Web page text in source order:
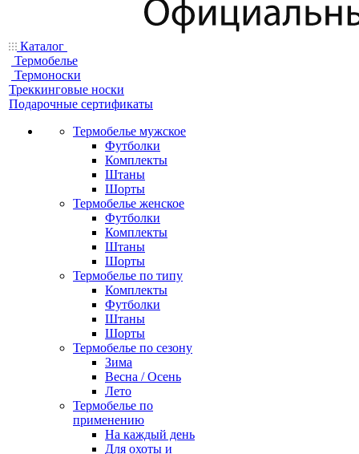
Каталог
Термобелье
Термоноски
Треккинговые носки
Подарочные сертификаты
Термобелье мужское
Футболки
Комплекты
Штаны
Шорты
Термобелье женское
Футболки
Комплекты
Штаны
Шорты
Термобелье по типу
Комплекты
Футболки
Штаны
Шорты
Термобелье по сезону
Зима
Весна / Осень
Лето
Термобелье по
применению
На каждый день
Для охоты и